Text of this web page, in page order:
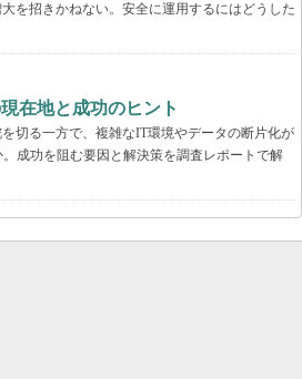
を招きかねない。安全に運用するにはどうした
在地と成功のヒント
切る一方で、複雑なIT環境やデータの断片化が
成功を阻む要因と解決策を調査レポートで解